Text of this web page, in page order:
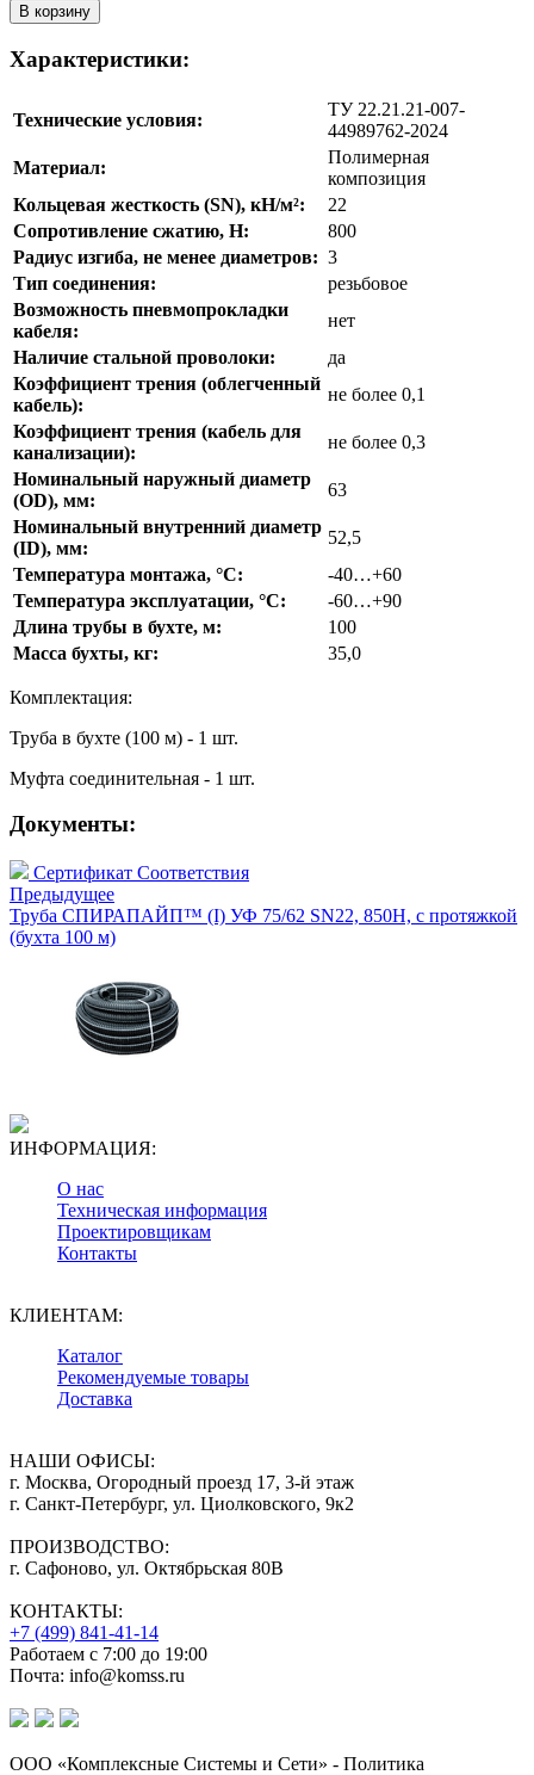
Характеристики:
Технические условия:
ТУ 22.21.21-007-
44989762-2024
Материал:
Полимерная
композиция
Кольцевая жесткость (SN), кH/м²:
22
Сопротивление сжатию, H:
800
Радиус изгиба, не менее диаметров: 3
Тип соединения:
резьбовое
Возможность пневмопрокладки
кабеля:
нет
Наличие стальной проволоки:
да
Коэффициент трения (облегченный
кабель):
не более 0,1
Коэффициент трения (кабель для
канализации):
не более 0,3
Номинальный наружный диаметр
(OD), мм:
63
Номинальный внутренний диаметр
(ID), мм:
52,5
Температура монтажа, °C:
-40…+60
Температура эксплуатации, °C:
-60…+90
Длина трубы в бухте, м:
100
Масса бухты, кг:
35,0
Комплектация:
Труба в бухте (100 м) - 1 шт.
Муфта соединительная - 1 шт.
Документы:
Сертификат Соответствия
Предыдущее
Труба СПИРАПАЙП™ (I) УФ 75/62 SN22, 850Н, с протяжкой
(бухта 100 м)
ИНФОРМАЦИЯ:
О нас
Техническая информация
Проектировщикам
Контакты
КЛИЕНТАМ:
Каталог
Рекомендуемые товары
Доставка
НАШИ ОФИСЫ:
г. Москва, Огородный проезд 17, 3-й этаж
г. Санкт-Петербург, ул. Циолковского, 9к2
ПРОИЗВОДСТВО:
г. Сафоново, ул. Октябрьская 80В
КОНТАКТЫ:
+7 (499) 841-41-14
Работаем с 7:00 до 19:00
Почта: info@komss.ru
ООО «Комплексные Системы и Сети» - Политика